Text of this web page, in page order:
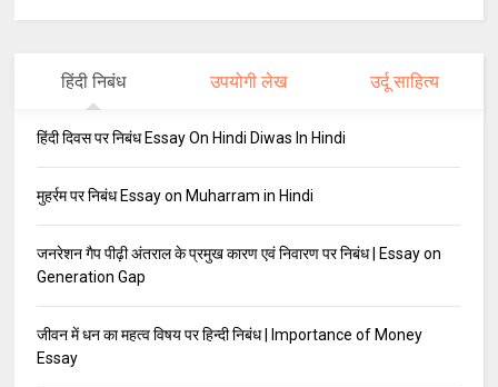
हिंदी निबंध उपयोगी लेख उर्दू साहित्य
हिंदी दिवस पर निबंध Essay On Hindi Diwas In Hindi
मुहर्रम पर निबंध Essay on Muharram in Hindi
जनरेशन गैप पीढ़ी अंतराल के प्रमुख कारण एवं निवारण पर निबंध | Essay on
Generation Gap
जीवन में धन का महत्व विषय पर हिन्दी निबंध | Importance of Money
Essay